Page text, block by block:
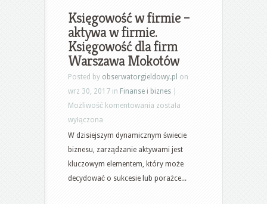
przez
internet
Księgowość w firmie –
aktywa w firmie.
Księgowość dla firm
Warszawa Mokotów
Posted by obserwatorgieldowy.pl on
wrz 30, 2017 in Finanse i biznes
Możliwość komentowania Księgowość
firmie
–
aktywa
w
została
wyłączona
W dzisiejszym dynamicznym świecie
biznesu, zarządzanie aktywami jest
kluczowym elementem, który może
decydować o sukcesie lub porażce...